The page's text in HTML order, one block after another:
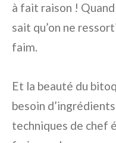
à fait raison !
sait qu’on ne
faim.
Et la beauté du
besoin
techniques de chef